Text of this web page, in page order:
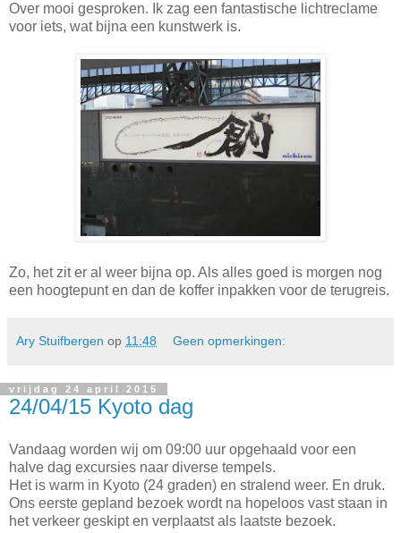
Over mooi gesproken. Ik zag een fantastische lichtreclame
voor iets, wat bijna een kunstwerk is.
Zo, het zit er al weer bijna op. Als alles goed is morgen nog
een hoogtepunt en dan de koffer inpakken voor de terugreis.
Ary Stuifbergen op 11:48 Geen opmerkingen:
vrijdag 24 april 2015
24/04/15 Kyoto dag
Vandaag worden wij om 09:00 uur opgehaald voor een
halve dag excursies naar diverse tempels.
Het is warm in Kyoto (24 graden) en stralend weer. En druk.
Ons eerste gepland bezoek wordt na hopeloos vast staan in
het verkeer geskipt en verplaatst als laatste bezoek.